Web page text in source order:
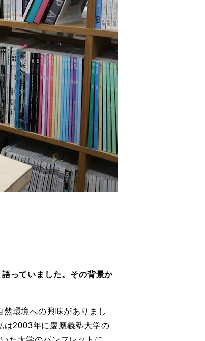
っていました。その背景か
環境への興味がありまし
は2003年に慶應義塾大学の